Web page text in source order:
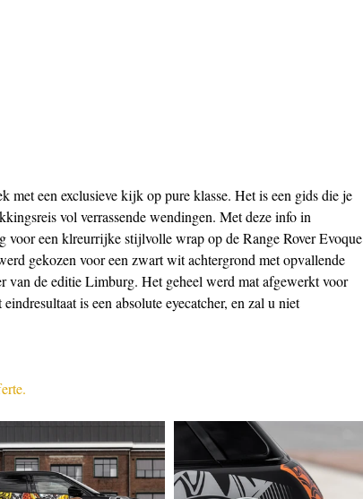
met een exclusieve kijk op pure klasse. Het is een gids die je
vol verrassende wendingen. Met deze info in
voor een klreurrijke stijlvolle wrap op de Range Rover Evoque
gekozen voor een zwart wit achtergrond met opvallende
van de editie Limburg. Het geheel werd mat afgewerkt voor
is een absolute eyecatcher, en zal u niet